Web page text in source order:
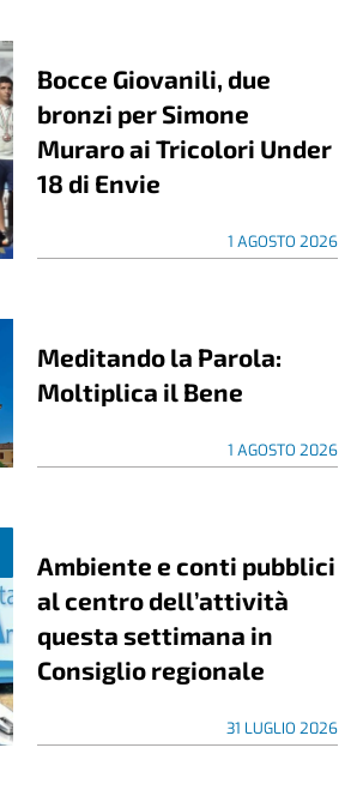
Bocce Giovanili, due
bronzi per Simone
Muraro ai Tricolori Under
18 di Envie
1 AGOSTO 2026
Meditando la Parola:
Moltiplica il Bene
1 AGOSTO 2026
Ambiente e conti pubblici
al centro dell’attività
questa settimana in
Consiglio regionale
31 LUGLIO 2026